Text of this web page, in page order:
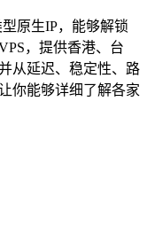
原生IP，能够解锁
，提供香港、台
从延迟、稳定性、路
你能够详细了解各家